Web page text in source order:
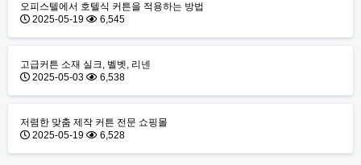
오피스텔에서 호텔식 커튼을 적용하는 방법
2025-05-19
6,545
고급커튼 소재 실크, 벨벳, 리넨
2025-05-03
6,538
저렴한 맞춤 제작 커튼 전문 쇼핑몰
2025-05-19
6,528